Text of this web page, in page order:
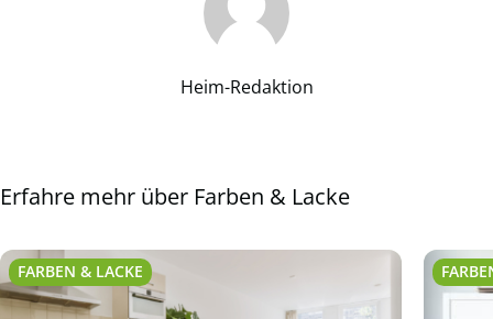
Heim-Redaktion
Erfahre mehr über Farben & Lacke
FARBEN & LACKE